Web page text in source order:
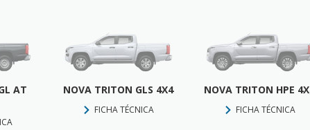
AT
NOVA TRITON GLS 4X4
FICHA TÉCNICA
NOVA TRITON HPE
FICHA TÉCNICA